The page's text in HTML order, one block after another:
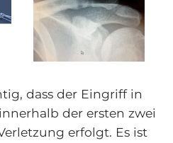
dass der Eingriff in
der ersten zwei
erfolgt. Es ist